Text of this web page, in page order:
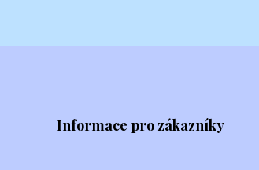
Informace pro zákazníky